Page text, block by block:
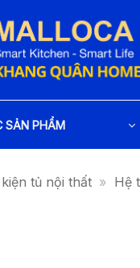
SẢN PHẨM
tủ nội thất » Hệ